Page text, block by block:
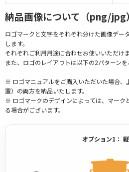
納品画像について（png/jpg）
ロゴマークと文字をそれぞれ分けた画像デー
します。
それぞれご利用用途に合わせお使いいただけま
また、ロゴのレイアウトは以下の2パターンを
※ ロゴマニュアルをご購入いただいた場合、
置）の両方を納品いたします。
※ ロゴマークのデザインによっては、マーク
る場合がございます。
オプション1：